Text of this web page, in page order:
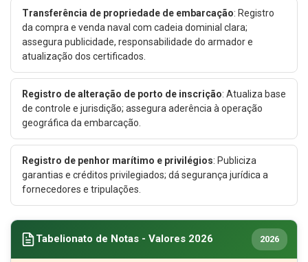
Transferência de propriedade de embarcação: Registro
da compra e venda naval com cadeia dominial clara;
assegura publicidade, responsabilidade do armador e
atualização dos certificados.
Registro de alteração de porto de inscrição: Atualiza base
de controle e jurisdição; assegura aderência à operação
geográfica da embarcação.
Registro de penhor marítimo e privilégios: Publiciza
garantias e créditos privilegiados; dá segurança jurídica a
fornecedores e tripulações.
Tabelionato de Notas - Valores 2026 2026